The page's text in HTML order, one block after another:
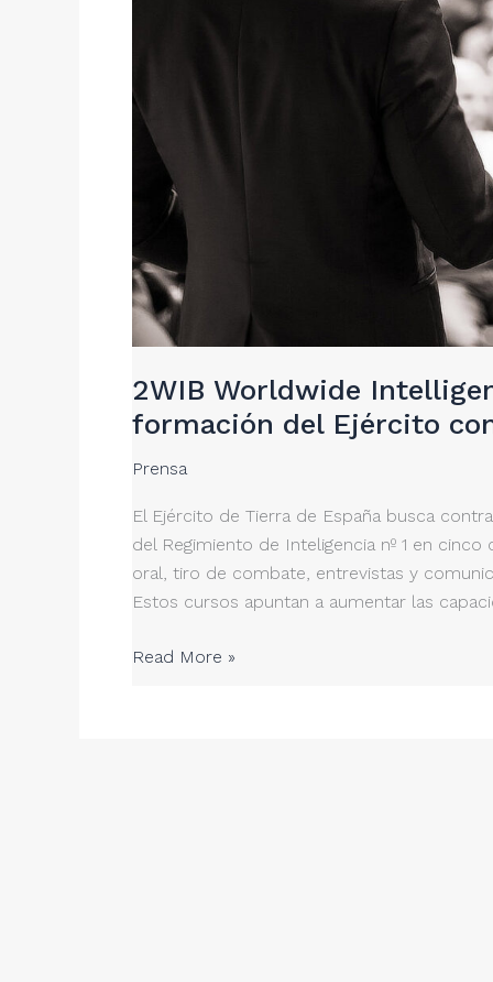
2WIB Worldwide
formación del Ejército
Prensa
El Ejército de Tierra de España busca
del Regimiento de Inteligencia nº 1 en
oral, tiro de combate, entrevistas y
Estos cursos apuntan a aumentar las
2WIB
Read More »